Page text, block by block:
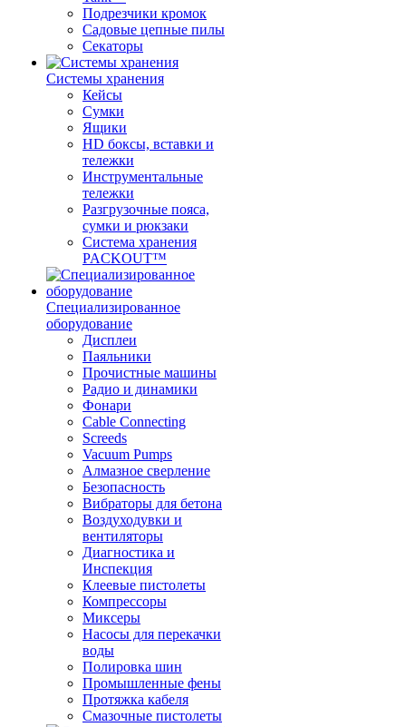
Подрезчики кромок
Садовые цепные пилы
Секаторы
Системы хранения
Кейсы
Сумки
Ящики
HD боксы, вставки и
тележки
Инструментальные
тележки
Разгрузочные пояса,
сумки и рюкзаки
Система хранения
PACKOUT™
Специализированное
оборудование
Дисплеи
Паяльники
Прочистные машины
Радио и динамики
Фонари
Cable Connecting
Screeds
Vacuum Pumps
Алмазное сверление
Безопасность
Вибраторы для бетона
Воздуходувки и
вентиляторы
Диагностика и
Инспекция
Клеевые пистолеты
Компрессоры
Миксеры
Насосы для перекачки
воды
Полировка шин
Промышленные фены
Протяжка кабеля
Смазочные пистолеты